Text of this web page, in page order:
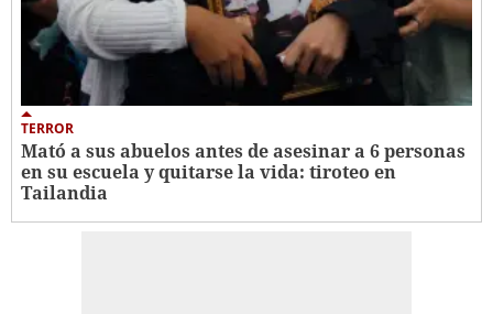
TERROR
Mató a sus abuelos antes de asesinar a 6 personas
en su escuela y quitarse la vida: tiroteo en
Tailandia